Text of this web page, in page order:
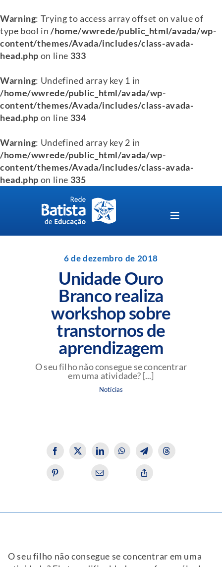
Warning: Trying to access array offset on value of
type bool in/home/wwrede/public_html/avada/wp-
content/themes/Avada/includes/class-avada-
head.php on line 333
Warning: Undefined array key 1 in
/home/wwrede/public_html/avada/wp-
content/themes/Avada/includes/class-avada-
head.php on line 334
Warning: Undefined array key 2 in
/home/wwrede/public_html/avada/wp-
content/themes/Avada/includes/class-avada-
head.php on line 335
Toggle
Navigation
Perguntas Frequentes
Blog da Rede Batista
6 de dezembro de 2018
Unidade Ouro
Branco realiza
workshop sobre
transtornos de
aprendizagem
O seu filho não consegue se concentrar
em uma atividade? [...]
Notícias
O seu filho não consegue se concentrar em uma